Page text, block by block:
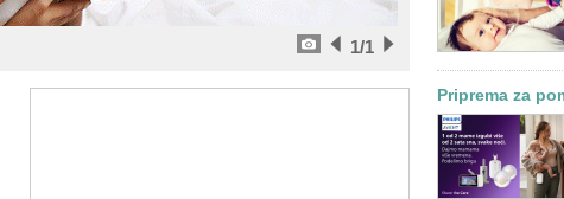
/1
1
Priprema za